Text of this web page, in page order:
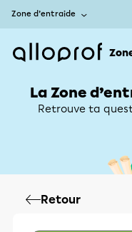
Zone d’entraide
La Zone
Retrouve ta
Retour